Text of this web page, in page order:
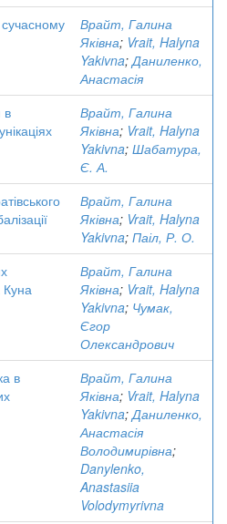
Врайт, Галина
Яківна; Vrait, Halyna
Yakivna;Даниленко,
Анастасія
в
Врайт, Галина
Яківна; Vrait, Halyna
Yakivna; Шабатура,
Є. А.
Врайт, Галина
Яківна; Vrait, Halyna
Yakivna; Паіл, Р. О.
Куна
Врайт, Галина
Яківна; Vrait, Halyna
Yakivna; Чумак,
Єгор
Олександрович
в
Врайт, Галина
Яківна; Vrait, Halyna
Yakivna;Даниленко,
Анастасія
Володимирівна;
Danylenko,
Anastasiia
Volodymyrivna